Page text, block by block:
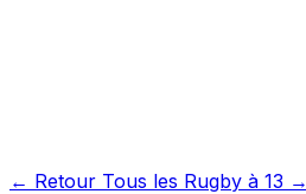
← Retour Tous les Rugby à 13 →